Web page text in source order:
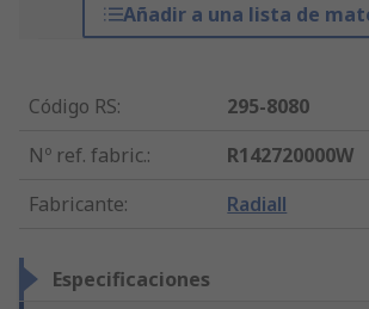
Añadir a una lista de
Código RS:
295-8080
Nº ref. fabric.:
R142720000W
Fabricante: Radiall
Especificaciones